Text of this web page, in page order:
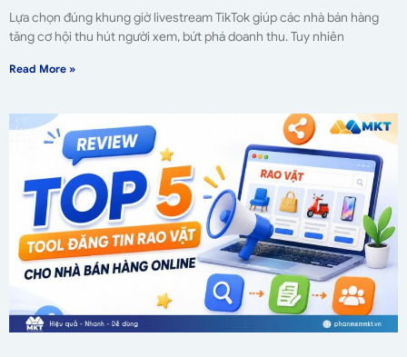
Lựa chọn đúng khung giờ livestream TikTok giúp các nhà bán hàng
tăng cơ hội thu hút người xem, bứt phá doanh thu. Tuy nhiên
Read More »